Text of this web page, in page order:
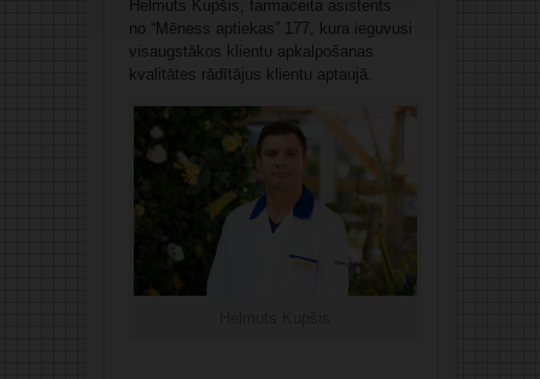
Helmuts Kupšis, farmaceita asistents
no “Mēness aptiekas” 177, kura ieguvusi
visaugstākos klientu apkalpošanas
kvalitātes rādītājus klientu aptaujā.